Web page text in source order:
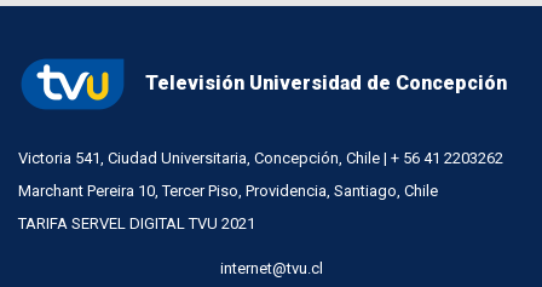
Televisión Universidad de Concepción
Victoria 541, Ciudad Universitaria, Concepción, Chile | + 56 41 2203262
Marchant Pereira 10, Tercer Piso, Providencia, Santiago, Chile
TARIFA SERVEL DIGITAL TVU 2021
internet@tvu.cl